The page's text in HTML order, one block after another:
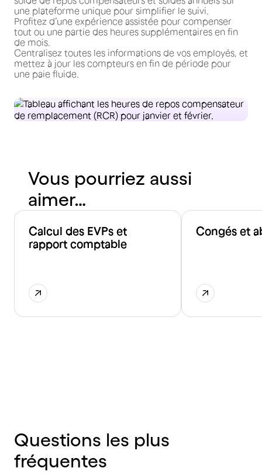
une plateforme unique pour simplifier le suivi.
Profitez d’une expérience assistée pour compenser
tout ou une partie des heures supplémentaires en fin
de mois.
Centralisez toutes les informations de vos employés, et
mettez à jour les compteurs en fin de période pour
une paie fluide.
Vous pourriez aussi
aimer…
Calcul des EVPs et
rapport comptable
Congés et
Questions les plus
fréquentes